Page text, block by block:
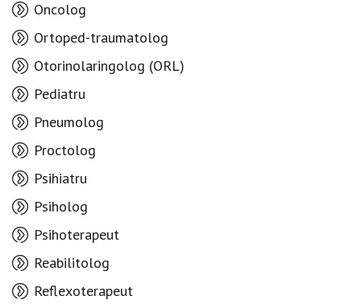
Oncolog
Ortoped-traumatolog
Otorinolaringolog (ORL)
Pediatru
Pneumolog
Proctolog
Psihiatru
Psiholog
Psihoterapeut
Reabilitolog
Reflexoterapeut